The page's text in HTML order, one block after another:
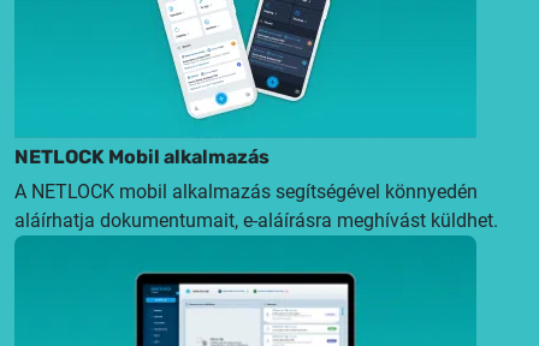
NETLOCK Mobil alkalmazás
A NETLOCK mobil alkalmazás segítségével könnyedén
aláírhatja dokumentumait, e-aláírásra meghívást küldhet.